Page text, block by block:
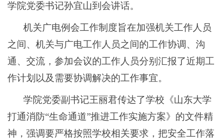
学院党委书记孙宜山到会讲话。
机关广电例会工作制度旨在加强机关工作人员
之间、机关与广电工作人员之间的工作协调、沟
通、交流，参加会议的工作人员分别汇报了近期工
作计划以及需要协调解决的工作事宜。
学院党委副书记王丽君传达了学校《山东大学
打通消防“生命通道”推进工作实施方案》的文件精
神，强调要严格按照学校相关要求，把安全工作落